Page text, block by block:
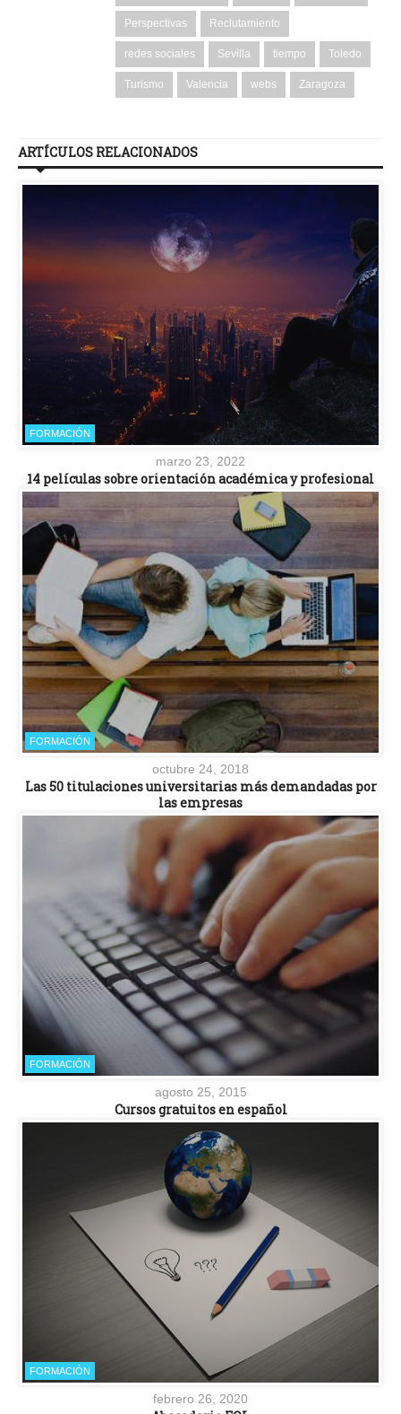
Perspectivas Reclutamiento
redes sociales Sevilla tiempo Toledo
Turismo Valencia webs Zaragoza
ARTÍCULOS RELACIONADOS
FORMACIÓN
marzo 23, 2022
14 películas sobre orientación académica y profesional
FORMACIÓN
octubre 24, 2018
Las 50 titulaciones universitarias más demandadas por
las empresas
FORMACIÓN
agosto 25, 2015
Cursos gratuitos en español
FORMACIÓN
febrero 26, 2020